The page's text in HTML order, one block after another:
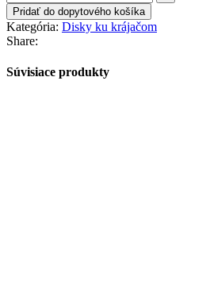
Pridať do dopytového košíka
Kategória: Disky ku krájačom
Share:
Súvisiace produkty